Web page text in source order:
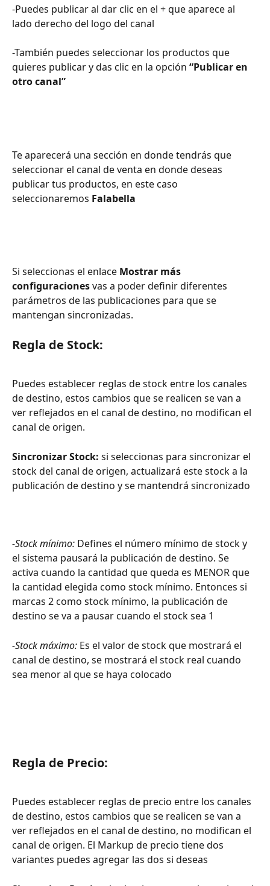
-Puedes publicar al dar clic en el + que aparece al
lado derecho del logo del canal
-También puedes seleccionar los productos que
quieres publicar y das clic en la opción “Publicar en
otro canal”
Te aparecerá una sección en donde tendrás que
seleccionar el canal de venta en donde deseas
publicar tus productos, en este caso
seleccionaremos Falabella
Si seleccionas el enlace Mostrar más
configuraciones vas a poder definir diferentes
parámetros de las publicaciones para que se
mantengan sincronizadas.
Regla de Stock:
Puedes establecer reglas de stock entre los canales
de destino, estos cambios que se realicen se van a
ver reflejados en el canal de destino, no modifican el
canal de origen.
Sincronizar Stock: si seleccionas para sincronizar el
stock del canal de origen, actualizará este stock a la
publicación de destino y se mantendrá sincronizado
-Stock mínimo: Defines el número mínimo de stock y
el sistema pausará la publicación de destino. Se
activa cuando la cantidad que queda es MENOR que
la cantidad elegida como stock mínimo. Entonces si
marcas 2 como stock mínimo, la publicación de
destino se va a pausar cuando el stock sea 1
-Stock máximo: Es el valor de stock que mostrará el
canal de destino, se mostrará el stock real cuando
sea menor al que se haya colocado
Regla de Precio:
Puedes establecer reglas de precio entre los canales
de destino, estos cambios que se realicen se van a
ver reflejados en el canal de destino, no modifican el
canal de origen. El Markup de precio tiene dos
variantes puedes agregar las dos si deseas